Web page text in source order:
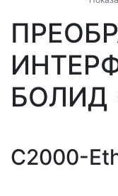
БОЛИД
С2000-